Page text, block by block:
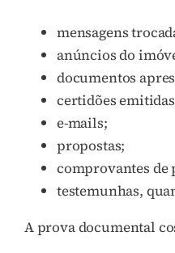
mensagens
anúncios do
documentos
certidões
e-mails;
propostas;
comprovantes de
testemunhas,
A prova documental